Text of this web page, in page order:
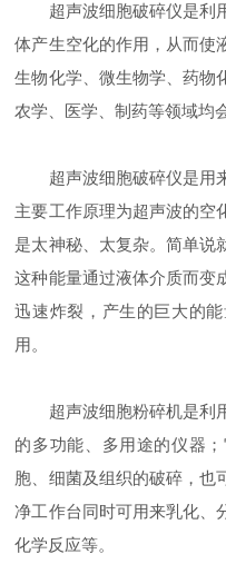
超声波细胞破碎仪是利
体产生空化的作用，从而使
生物化学、微生物学、药物
农学、医学、制药等领域均
超声波细胞破碎仪是用来
主要工作原理为超声波的空
是太神秘、太复杂。简单说
这种能量通过液体介质而变
迅速炸裂，产生的巨大的
用。
超声波细胞粉碎机是利用
的多功能、多用途的仪器
胞、细菌及组织的破碎，也
净工作台同时可用来乳化、
化学反应等。